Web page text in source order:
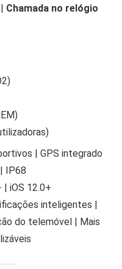
Chamada no relógio
| GPS integrado
IP68
| iOS 12.0+
inteligentes |
do telemóvel | Mais